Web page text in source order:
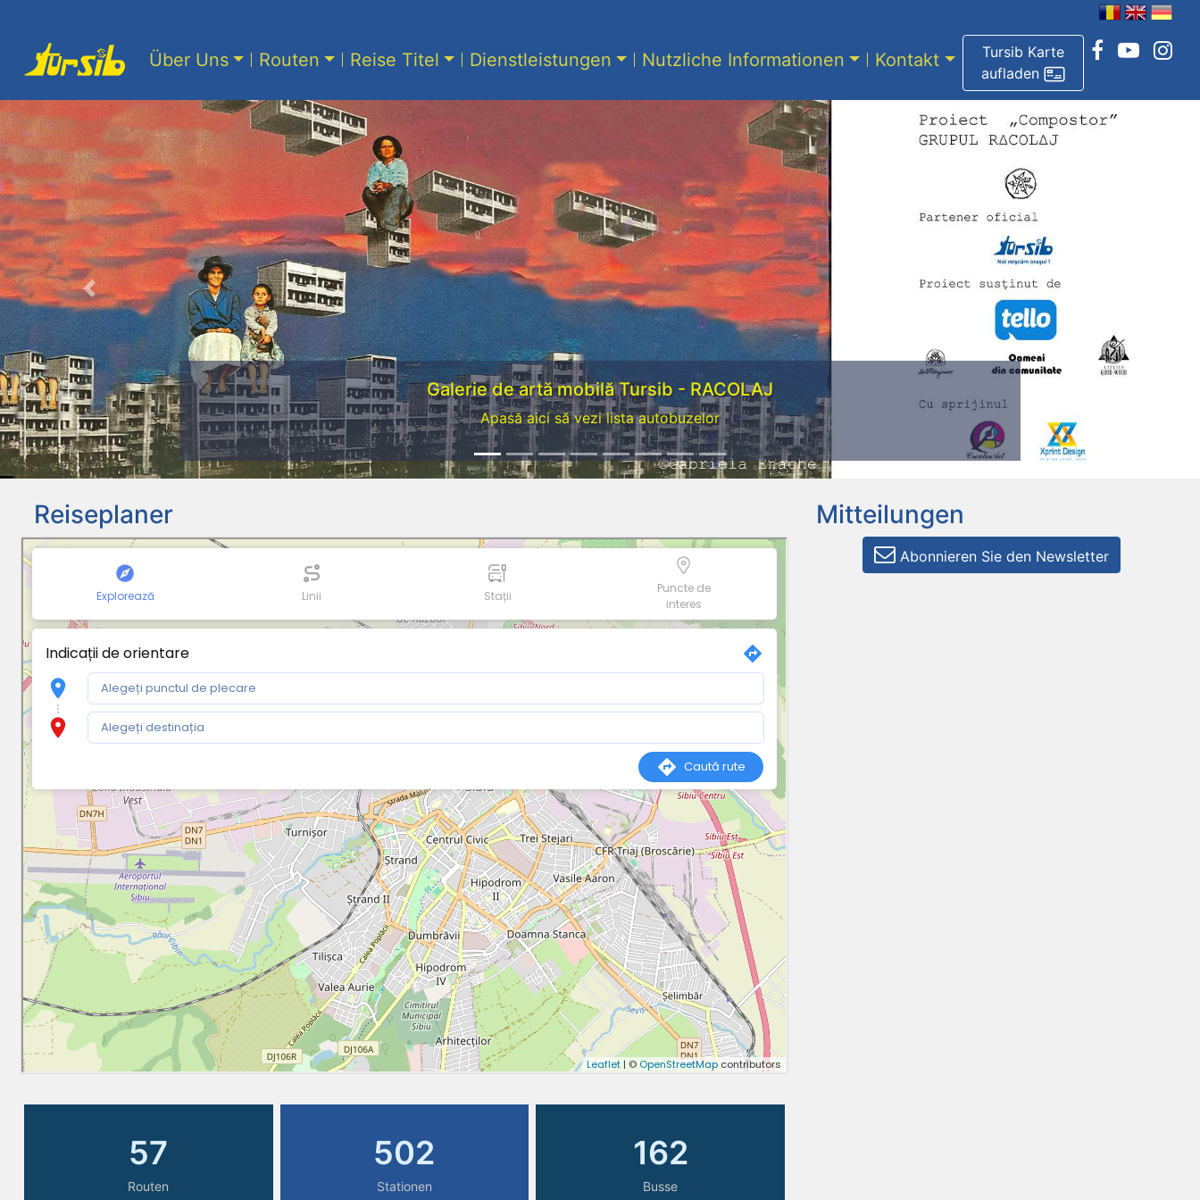
Tursib Karte
aufladen
Über Uns Routen Reise Titel Dienstleistungen Nutzliche Informationen Kontakt
Galerie de artă mobilă Tursib - RACOLAJ
Apasă aici să vezi lista autobuzelor
Previous
Reiseplaner
57
Routen
502
Stationen
162
Busse
Mitteilungen
Abonnieren Sie den Newsletter